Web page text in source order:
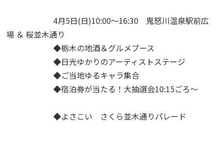
4月5日(日)10:00～16:30 鬼怒川温泉駅前広
場 ＆ 桜並木通り
◆栃木の地酒＆グルメブース
◆日光ゆかりのアーティストステージ
◆ご当地ゆるキャラ集合
◆宿泊券が当たる！大抽選会10:15ごろ～
◆よさこい さくら並木通りパレード